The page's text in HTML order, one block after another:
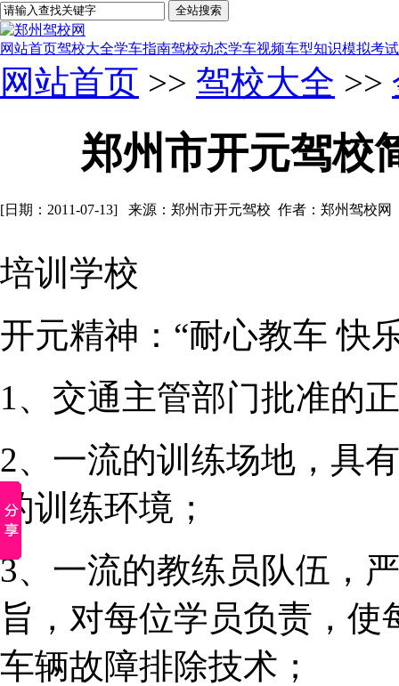
网站首页驾校大全学车指南驾校动态学车视频车型知识模拟考试
网站首页 >> 驾校大全 >>
郑州市开元驾校
[日期：2011-07-13] 来源：郑州市开元驾校 作者：郑州驾校
培训学校
开元精神：“耐心教车 快
1、交通主管部门批准的
2、一流的训练场地，具
的训练环境；
3、一流的教练员队伍，
旨，对每位学员负责，
车辆故障排除技术；